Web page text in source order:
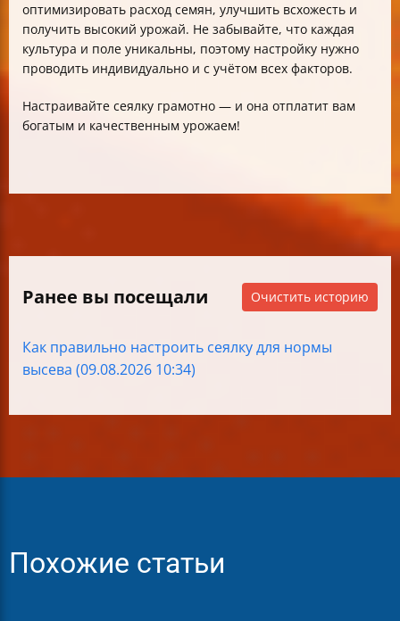
оптимизировать расход семян, улучшить всхожесть и
получить высокий урожай. Не забывайте, что каждая
культура и поле уникальны, поэтому настройку нужно
проводить индивидуально и с учётом всех факторов.
Настраивайте сеялку грамотно — и она отплатит вам
богатым и качественным урожаем!
Ранее вы посещали Очистить историю
Как правильно настроить сеялку для нормы
высева (09.08.2026 10:34)
Похожие статьи